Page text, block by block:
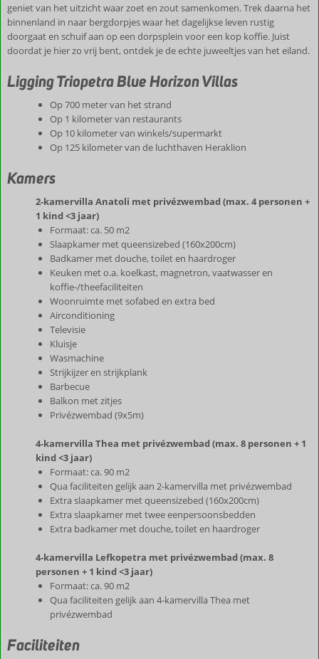
geniet van het uitzicht waar zoet en zout samenkomen. Trek daarna het
binnenland in naar bergdorpjes waar het dagelijkse leven rustig
doorgaat en schuif aan op een dorpsplein voor een kop koffie. Juist
doordat je hier zo vrij bent, ontdek je de echte juweeltjes van het eiland.
Ligging Triopetra Blue Horizon Villas
Op 700 meter van het strand
Op 1 kilometer van restaurants
Op 10 kilometer van winkels/supermarkt
Op 125 kilometer van de luchthaven Heraklion
Kamers
2-kamervilla Anatoli met privézwembad (max. 4 personen +
1 kind <3 jaar)
Formaat: ca. 50 m2
Slaapkamer met queensizebed (160x200cm)
Badkamer met douche, toilet en haardroger
Keuken met o.a. koelkast, magnetron, vaatwasser en
koffie-/theefaciliteiten
Woonruimte met sofabed en extra bed
Airconditioning
Televisie
Kluisje
Wasmachine
Strijkijzer en strijkplank
Barbecue
Balkon met zitjes
Privézwembad (9x5m)
4-kamervilla Thea met privézwembad (max. 8 personen + 1
kind <3 jaar)
Formaat: ca. 90 m2
Qua faciliteiten gelijk aan 2-kamervilla met privézwembad
Extra slaapkamer met queensizebed (160x200cm)
Extra slaapkamer met twee eenpersoonsbedden
Extra badkamer met douche, toilet en haardroger
4-kamervilla Lefkopetra met privézwembad (max. 8
personen + 1 kind <3 jaar)
Formaat: ca. 90 m2
Qua faciliteiten gelijk aan 4-kamervilla Thea met
privézwembad
Faciliteiten